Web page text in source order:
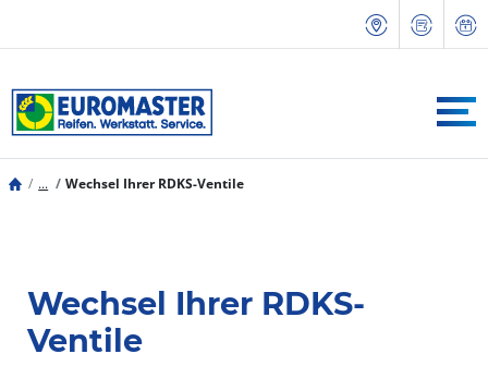
... Wechsel Ihrer RDKS-Ventile
Wechsel Ihrer RDKS-
Ventile